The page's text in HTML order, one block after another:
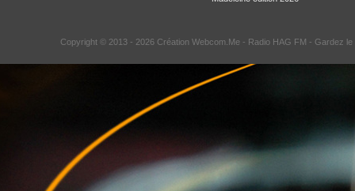
Copyright © 2013 - 2026 Création Webcom.Me - Radio HAG FM - Gardez le